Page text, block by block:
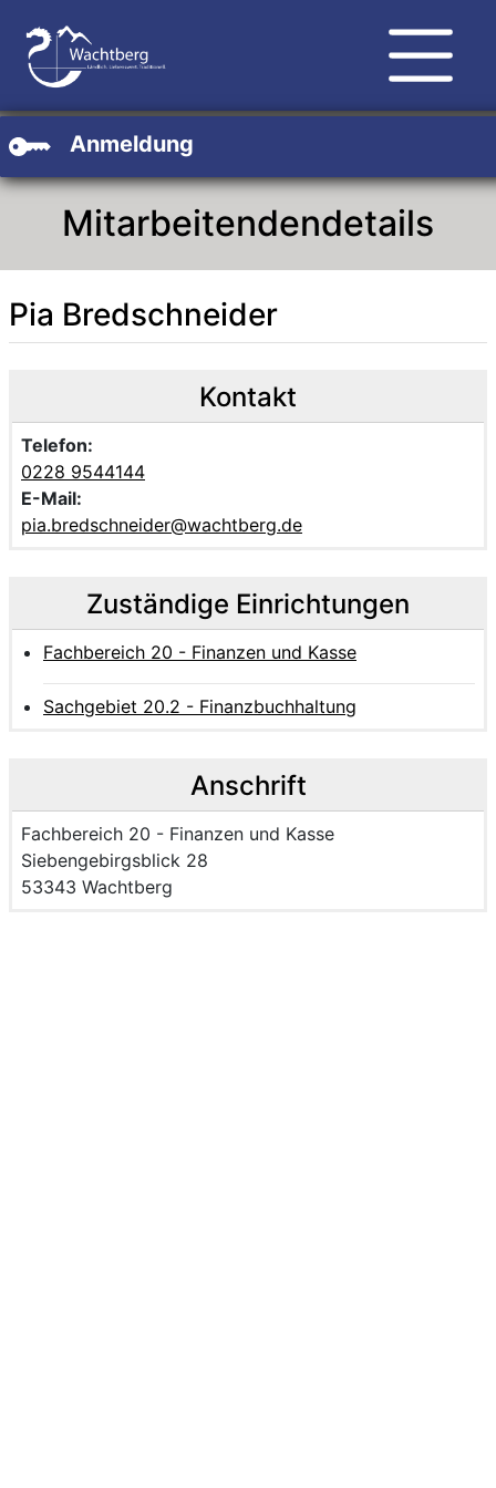
Anmeldung
Mitarbeitendendetails
Pia Bredschneider
Kontakt
Telefon:
0228 9544144
E-Mail:
pia.bredschneider@wachtberg.de
Zuständige Einrichtungen
Fachbereich 20 - Finanzen und Kasse
Sachgebiet 20.2 - Finanzbuchhaltung
Anschrift
Name der Einrichtung:
Fachbereich 20 - Finanzen und Kasse
Strasse und Hausnummer
Siebengebirgsblick 28
PLZ und Ort
53343 Wachtberg